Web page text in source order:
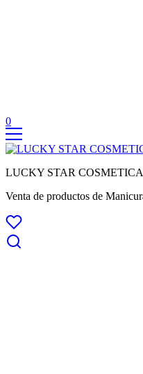
0
LUCKY STAR COSMETICA
Venta de productos de